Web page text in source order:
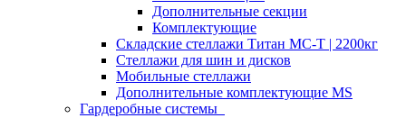
Дополнительные секции
Комплектующие
Складские стеллажи Титан МС-Т | 2200кг
Стеллажи для шин и дисков
Мобильные стеллажи
Дополнительные комплектующие MS
Гардеробные системы